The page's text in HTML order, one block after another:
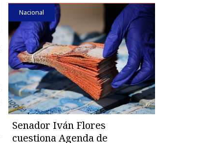
Nacional
Senador Iván Flores
cuestiona Agenda de